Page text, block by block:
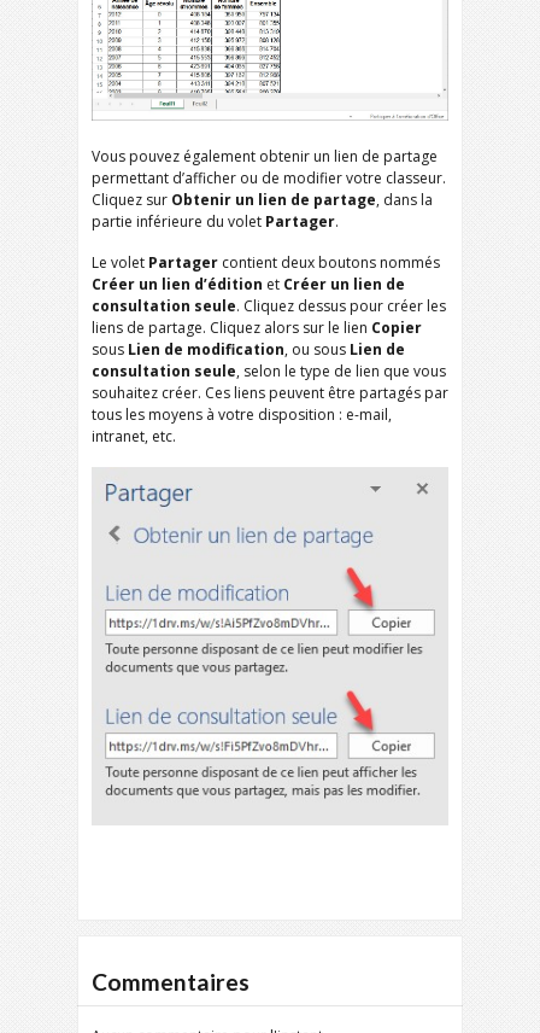
Vous pouvez également obtenir un lien de partage
permettant d’afficher ou de modifier votre classeur.
Cliquez sur Obtenir un lien de partage, dans la
partie inférieure du volet Partager.
Le volet Partager contient deux boutons nommés
Créer un lien d’édition et Créer un lien de
consultation seule. Cliquez dessus pour créer les
liens de partage. Cliquez alors sur le lien Copier
sous Lien de modification, ou sous Lien de
consultation seule, selon le type de lien que vous
souhaitez créer. Ces liens peuvent être partagés par
tous les moyens à votre disposition : e-mail,
intranet, etc.
Commentaires